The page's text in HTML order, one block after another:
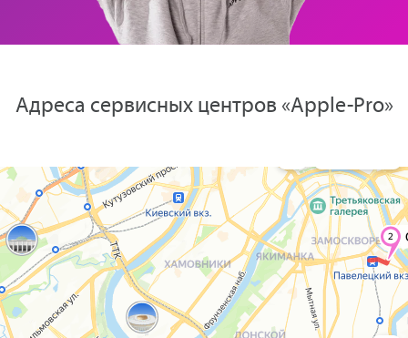
Адреса сервисных центров «Apple-Pro»